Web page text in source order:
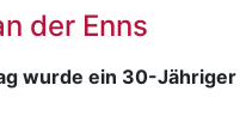
der Enns
wurde ein 30-Jähriger